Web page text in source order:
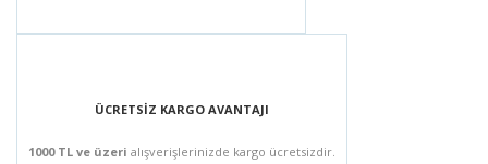
ÜCRETSİZ KARGO AVANTAJI
1000 TL ve üzeri alışverişlerinizde kargo ücretsizdir.